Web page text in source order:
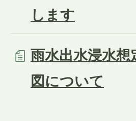
します
雨水出水浸水想
図について